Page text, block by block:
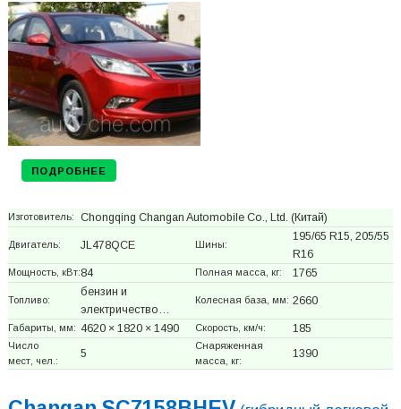
ПОДРОБНЕЕ
Изготовитель: Chongqing Changan Automobile Co., Ltd. (Китай)
Двигатель: JL478QCE Шины:
195/65 R15, 205/55
R16
Мощность, кВт:84 Полная масса, кг: 1765
Топливо:
бензин и
электричество…
Колесная база, мм: 2660
Габариты, мм: 4620 × 1820 × 1490 Скорость, км/ч: 185
Число
мест, чел.:
5
Снаряженная
масса, кг:
1390